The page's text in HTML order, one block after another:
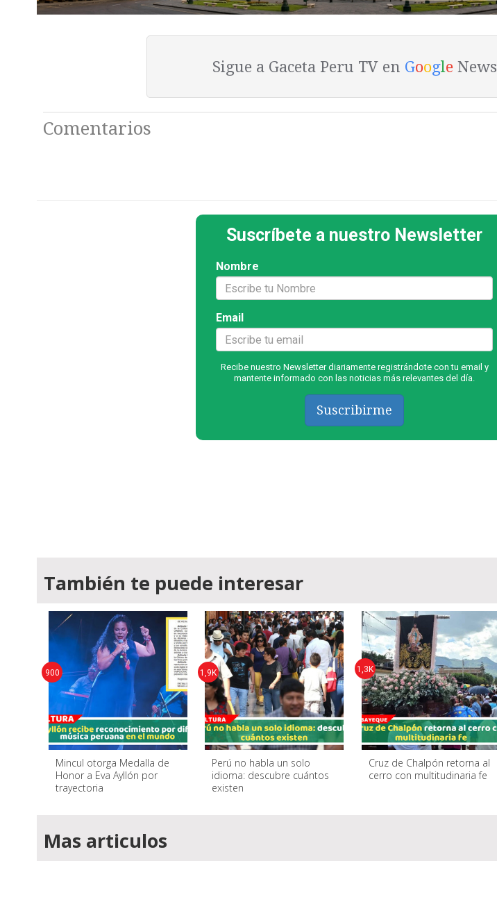
Sigue a Gaceta Peru TV en GoogleNews
Comentarios
Suscríbete a nuestro Newsletter
Nombre
Email
Recibe nuestro Newsletter diariamente registrándote con tu email y
mantente informado con las noticias más relevantes del día.
Suscribirme
También te puede interesar
Mincul otorga Medalla de
Honor a Eva Ayllón por
trayectoria
900
Perú no habla un solo
idioma: descubre cuántos
existen
1,9K
Cruz de Chalpón retorna al
cerro con multitudinaria fe
1,3K
Mas articulos